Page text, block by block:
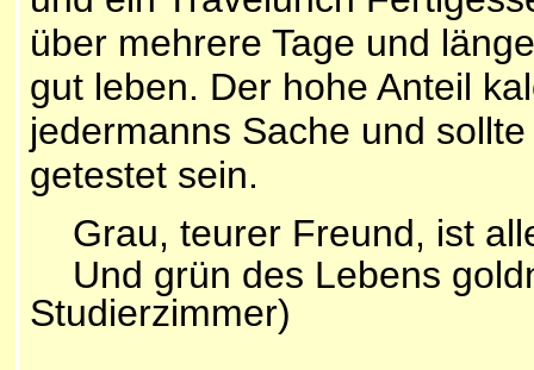
über mehrere Tage und
gut leben. Der hohe Anteil
jedermanns Sache und
getestet sein.
Grau, teurer Freund, ist
Und grün des Lebens
Studierzimmer)